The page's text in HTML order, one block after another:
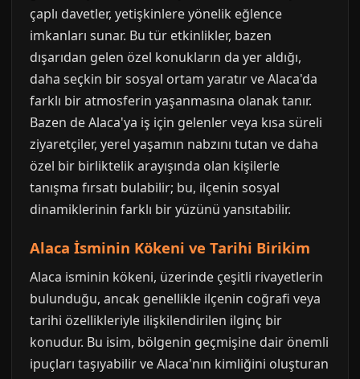
çaplı davetler, yetişkinlere yönelik eğlence
imkanları sunar. Bu tür etkinlikler, bazen
dışarıdan gelen özel konukların da yer aldığı,
daha seçkin bir sosyal ortam yaratır ve Alaca'da
farklı bir atmosferin yaşanmasına olanak tanır.
Bazen de Alaca'ya iş için gelenler veya kısa süreli
ziyaretçiler, yerel yaşamın nabzını tutan ve daha
özel bir birliktelik arayışında olan kişilerle
tanışma fırsatı bulabilir; bu, ilçenin sosyal
dinamiklerinin farklı bir yüzünü yansıtabilir.
Alaca İsminin Kökeni ve Tarihi Birikim
Alaca isminin kökeni, üzerinde çeşitli rivayetlerin
bulunduğu, ancak genellikle ilçenin coğrafi veya
tarihi özellikleriyle ilişkilendirilen ilginç bir
konudur. Bu isim, bölgenin geçmişine dair önemli
ipuçları taşıyabilir ve Alaca'nın kimliğini oluşturan